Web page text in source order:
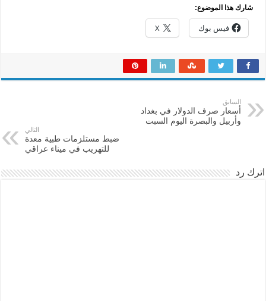
شارك هذا الموضوع:
فيس بوك X
السابق
أسعار صرف الدولار في بغداد
وأربيل والبصرة اليوم السبت
التالي
ضبط مستلزمات طبية معدة
للتهريب في ميناء عراقي
اترك رد